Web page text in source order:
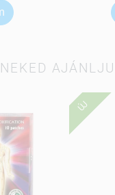
NEKED
ÚJ